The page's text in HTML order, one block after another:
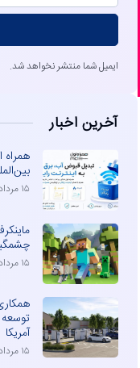
ایمیل شما منتشر نخواهد شد.
آخرین اخبار
همراه
۱۵ مرداد ۱۴۰۵
۱۵ مرداد ۱۴۰۵
آمریکا
۱۵ مرداد ۱۴۰۵